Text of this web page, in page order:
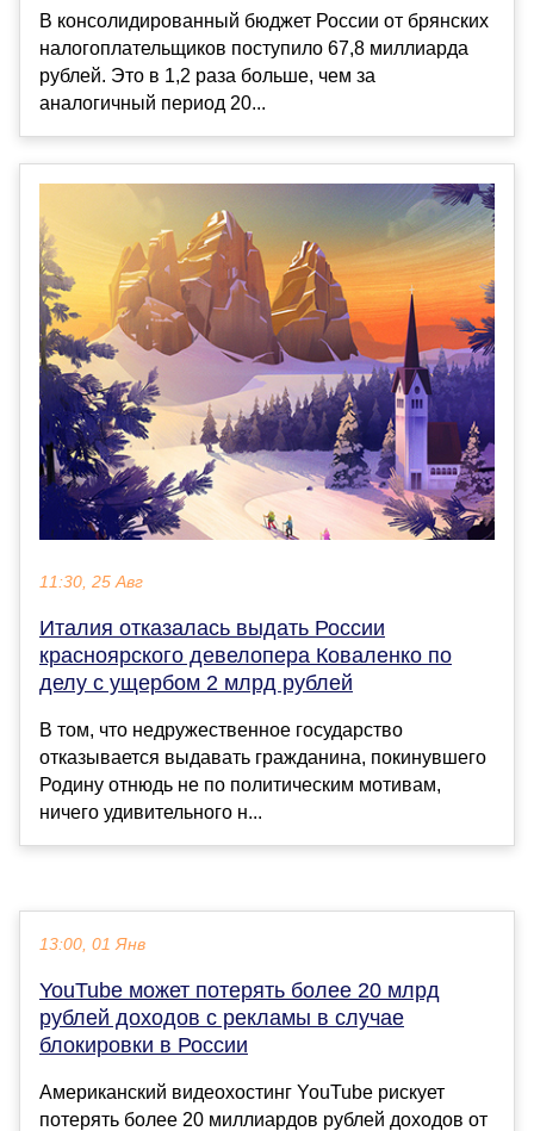
В консолидированный бюджет России от брянских
налогоплательщиков поступило 67,8 миллиарда
рублей. Это в 1,2 раза больше, чем за
аналогичный период 20...
11:30, 25 Авг
Италия отказалась выдать России
красноярского девелопера Коваленко по
делу с ущербом 2 млрд рублей
В том, что недружественное государство
отказывается выдавать гражданина, покинувшего
Родину отнюдь не по политическим мотивам,
ничего удивительного н...
13:00, 01 Янв
YouTube может потерять более 20 млрд
рублей доходов с рекламы в случае
блокировки в России
Американский видеохостинг YouTube рискует
потерять более 20 миллиардов рублей доходов от